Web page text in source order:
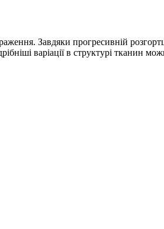
Завдяки прогресивній
варіації в структурі тканин